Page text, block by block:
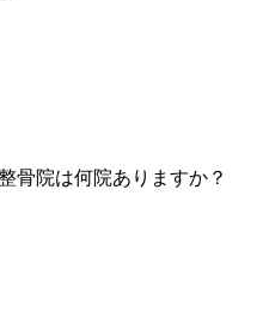
骨院は何院ありますか？